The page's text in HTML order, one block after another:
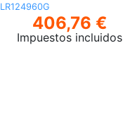
LR124960G
406,76 €
Impuestos incluidos